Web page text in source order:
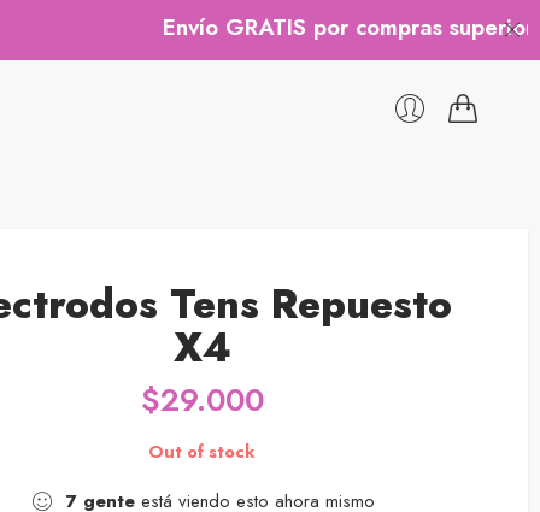
Envío GRATIS por compras superiores
Tens Repuesto
X4
$29.000
Out of stock
7 genteestá viendo esto ahora mismo